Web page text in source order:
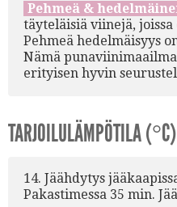
Pehmeä &
täyteläisiä viinejä,
Pehmeä hedelmäisyys
Nämä
erityisen hyvin
TARJOILULÄMPÖTILA (°C)
14. Jäähdytys
Pakastimessa 35 min.